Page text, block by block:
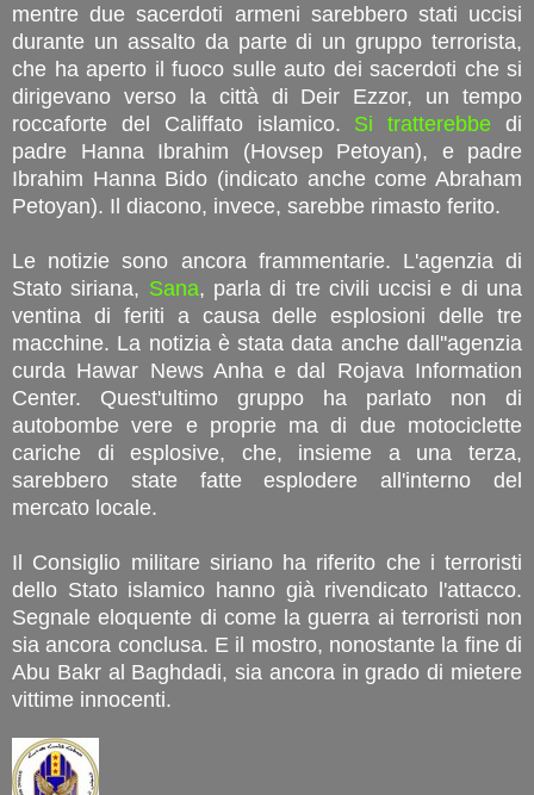
mentre due sacerdoti armeni sarebbero stati uccisi
durante un assalto da parte di un gruppo terrorista,
che ha aperto il fuoco sulle auto dei sacerdoti che si
dirigevano verso la città di Deir Ezzor, un tempo
roccaforte del Califfato islamico. Si tratterebbe di
padre Hanna Ibrahim (Hovsep Petoyan), e padre
Ibrahim Hanna Bido (indicato anche come Abraham
Petoyan). Il diacono, invece, sarebbe rimasto ferito.
Le notizie sono ancora frammentarie. L'agenzia di
Stato siriana, Sana, parla di tre civili uccisi e di una
ventina di feriti a causa delle esplosioni delle tre
macchine. La notizia è stata data anche dall''agenzia
curda Hawar News Anha e dal Rojava Information
Center. Quest'ultimo gruppo ha parlato non di
autobombe vere e proprie ma di due motociclette
cariche di esplosive, che, insieme a una terza,
sarebbero state fatte esplodere all'interno del
mercato locale.
Il Consiglio militare siriano ha riferito che i terroristi
dello Stato islamico hanno già rivendicato l'attacco.
Segnale eloquente di come la guerra ai terroristi non
sia ancora conclusa. E il mostro, nonostante la fine di
Abu Bakr al Baghdadi, sia ancora in grado di mietere
vittime innocenti.